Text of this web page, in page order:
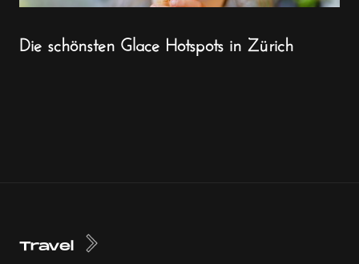
Die schönsten Glace Hotspots in Zürich
Travel